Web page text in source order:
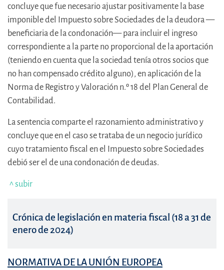
concluye que fue necesario ajustar positivamente la base
imponible del Impuesto sobre Sociedades de la deudora —
beneficiaria de la condonación— para incluir el ingreso
correspondiente a la parte no proporcional de la aportación
(teniendo en cuenta que la sociedad tenía otros socios que
no han compensado crédito alguno), en aplicación de la
Norma de Registro y Valoración n.º 18 del Plan General de
Contabilidad.
La sentencia comparte el razonamiento administrativo y
concluye que en el caso se trataba de un negocio jurídico
cuyo tratamiento fiscal en el Impuesto sobre Sociedades
debió ser el de una condonación de deudas.
^ subir
Crónica de legislación en materia fiscal (18 a 31 de
enero de 2024)
NORMATIVA DE LA UNIÓN EUROPEA